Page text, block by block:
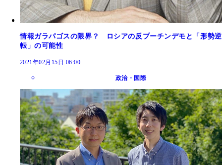
情報ガラパゴスの限界？ ロシアの反プーチンデモと「形勢逆
転」の可能性
2021年02月15日 06:00
政治・国際